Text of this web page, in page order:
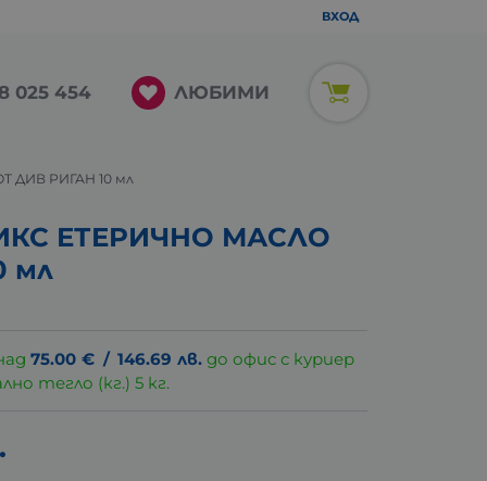
ВХОД
025 454 ЛЮБИМИ
ДИВ РИГАН 10 мл
ЕТЕРИЧНО МАСЛО
мл
75.00 € / 146.69 лв. до офис с куриер
тегло (кг.) 5 кг.